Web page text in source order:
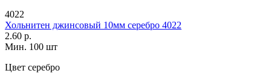
4022
Хольнитен джинсовый 10мм серебро 4022
2.60 р.
Мин. 100 шт
Цвет серебро